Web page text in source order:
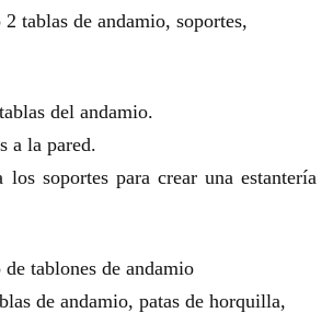
tablas de andamio, soportes,
del andamio.
a la pared.
soportes para crear una estantería
tablones de andamio
de andamio, patas de horquilla,